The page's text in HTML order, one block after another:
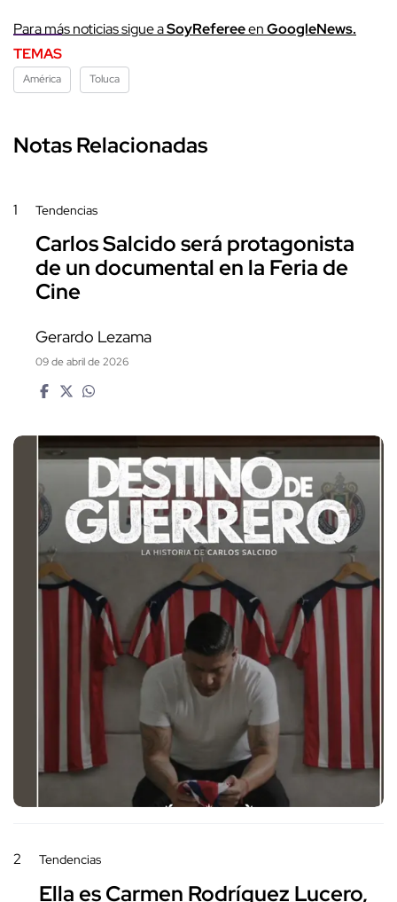
Para más noticias sigue aSoyRefereeenGoogleNews.
TEMAS
América Toluca
Notas Relacionadas
1 Tendencias
Carlos Salcido será protagonista
de un documental en la Feria de
Cine
Gerardo Lezama
09 de abril de 2026
2 Tendencias
Ella es Carmen Rodríguez Lucero,